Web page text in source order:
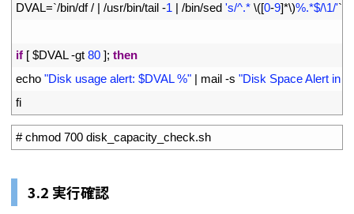
DVAL=`/bin/df / | /usr/bin/tail -1 | /bin/sed 's/^.* \([0-9]*\)%.*$/\1/'`
if [ $DVAL -gt 80 ]; then
echo "Disk usage alert: $DVAL %" | mail -s "Disk Space Alert in
fi
# chmod 700 disk_capacity_check.sh
3.2 実行確認